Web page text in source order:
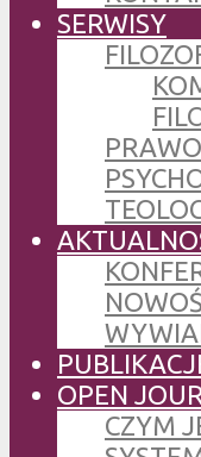
SERWISY
PRAWO
OPEN
CZYM